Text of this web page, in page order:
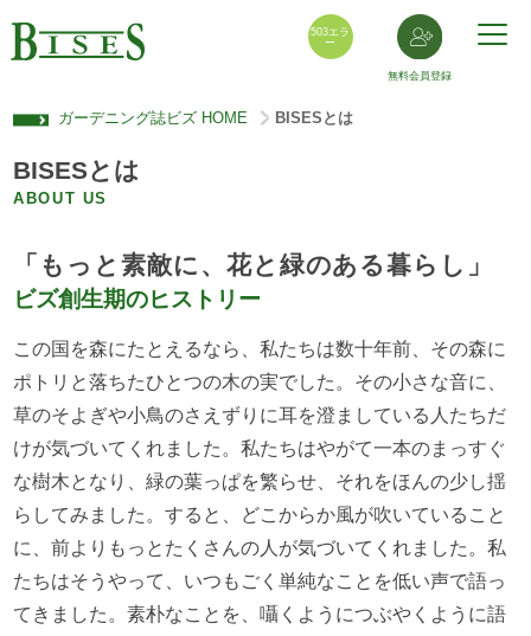
503エラ
ー
無料会員登録
ガーデニング誌ビズ HOME > BISESとは
BISESとは
ABOUT US
「もっと素敵に、花と緑のある暮らし」
ビズ創生期のヒストリー
この国を森にたとえるなら、私たちは数十年前、その森に
ポトリと落ちたひとつの木の実でした。その小さな音に、
草のそよぎや小鳥のさえずりに耳を澄ましている人たちだ
けが気づいてくれました。私たちはやがて一本のまっすぐ
な樹木となり、緑の葉っぱを繁らせ、それをほんの少し揺
らしてみました。すると、どこからか風が吹いていること
に、前よりもっとたくさんの人が気づいてくれました。私
たちはそうやって、いつもごく単純なことを低い声で語っ
てきました。素朴なことを、囁くようにつぶやくように語